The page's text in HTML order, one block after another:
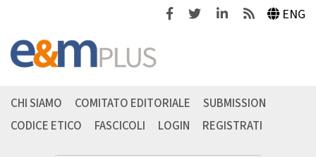
FacebookTwitterLinkedinFeeds ENG
CHI SIAMO COMITATO EDITORIALE
SUBMISSION
CODICE ETICO
FASCICOLI LOGIN REGISTRATI